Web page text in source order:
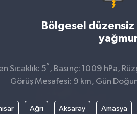
Bölgesel
Sıcaklık: 5° , Basınç: 1009 hPa,
Görüş Mesafesi: 9 km, Gün
Ağrı Aksaray Amasya